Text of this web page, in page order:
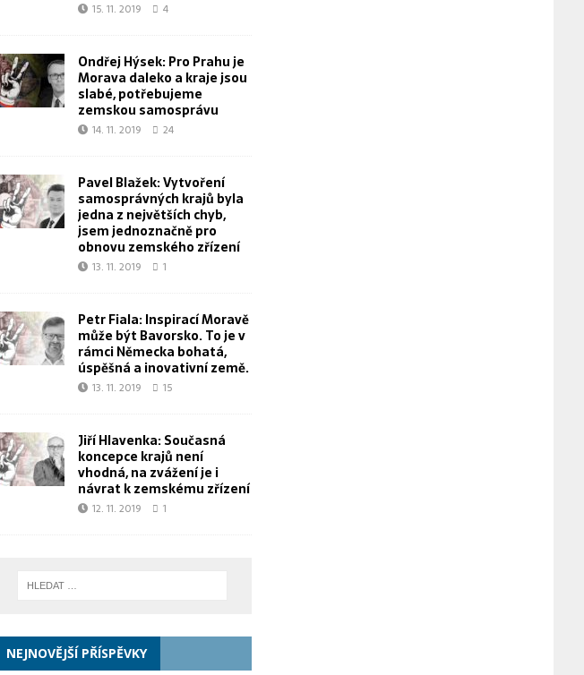
15. 11. 2019 4
Ondřej Hýsek: Pro Prahu je
Morava daleko a kraje jsou
slabé, potřebujeme
zemskou samosprávu
14. 11. 2019 24
Pavel Blažek: Vytvoření
samosprávných krajů byla
jedna z největších chyb,
jsem jednoznačně pro
obnovu zemského zřízení
13. 11. 2019 1
Petr Fiala: Inspirací Moravě
může být Bavorsko. To je v
rámci Německa bohatá,
úspěšná a inovativní země.
13. 11. 2019 15
Jiří Hlavenka: Současná
koncepce krajů není
vhodná, na zvážení je i
návrat k zemskému zřízení
12. 11. 2019 1
NEJNOVĚJŠÍ PŘÍSPĚVKY